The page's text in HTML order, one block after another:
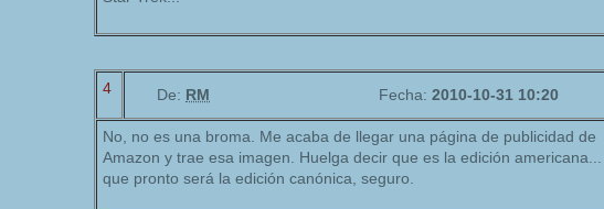
4 De: RM Fecha: 2010-10-31 10:20
No, no es una broma. Me acaba de llegar una página de publicidad de
Amazon y trae esa imagen. Huelga decir que es la edición americana...
que pronto será la edición canónica, seguro.